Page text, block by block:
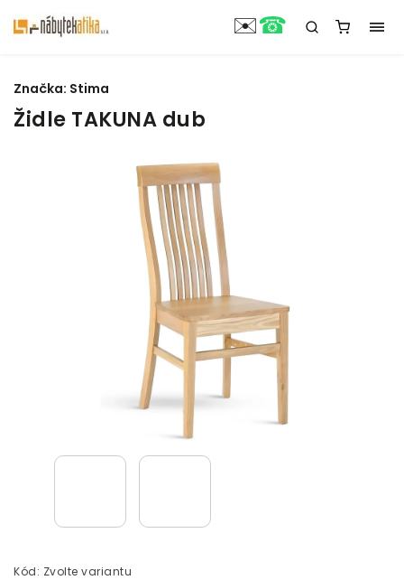
Židle TAKUNA dub
Kód: Zvolte variantu
Značka: Stima
✉️☎